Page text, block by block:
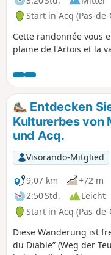
Start in Acq (Pas-de-
Cette randonnée vous
plaine de l'Artois et la
Entdecken
Kulturerbes von
und Acq.
Visorando-Mitglied
9,07 km
+72 m
2:50 Std.
Leicht
Start in Acq (Pas-de-
Diese Wanderung ist
du Diable” (Weg der